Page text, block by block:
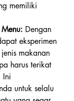
memiliki
Dengan
eksperimen
makanan
harus terikat
Ini
untuk selalu